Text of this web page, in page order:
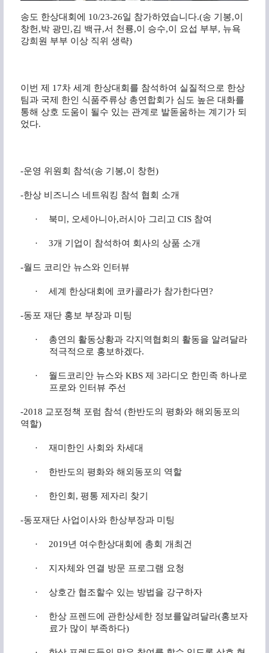
송도 한상대회에 10/23-26일 참가하였습니다.(송 기봉,이
창헌 ,박 광민 ,김 백규,서 천룡,이 승수,이 요섭 부부, 뉴욕
강희원 부부 이상 직위 생략)
이번 제 17차 세계 한상대회를 참석하여 실질적으로 한상
팀과 국제 한인 식품주류상 총연합회가 심도 높은 대화를
통해 상호 도움이 될수 있는 관계로 발돋움하는 계기가 되
었다.
-운영 위원회 참석(송 기봉,이 창헌)
-한상 비즈니스 네트워킹 참석 협회 소개
· 북미 , 오세아니아,러시아 그리고 CIS 참여
· 3개 기업이 참석하여 회사의 상품 소개
-월드 코리안 뉴스와 인터뷰
· 세계 한상대회에 코카콜라가 참가한다면?
-동포 재단 홍보 부장과 미팅
·
총연의 활동상황과 각지역협회의 활동을 알려달라
적극적으로 홍보하겠다.
· 월드코리안 뉴스와KBS 제 3라디오 한민족 하나로
프로와 인터뷰 주선
-2018 교포정책 포럼 참석 (한반도의 평화와 해외동포의
역할)
· 재미한인 사회와 차세대
· 한반도의 평화와 해외동포의 역할
· 한인회 , 평통 제자리 찾기
-동포재단 사업이사와 한상부장과 미팅
· 2019년 여수한상대회에 총회 개최건
· 지자체와 연결 방문 프로그램 요청
· 상호간 협조할수 있는 방법을 강구하자
· 한상 프렌드에 관한상세한 정보를알려달라(홍보자
료가 많이 부족하다)